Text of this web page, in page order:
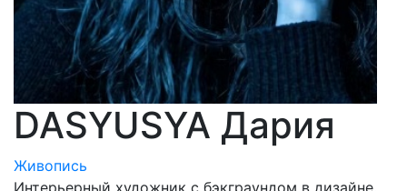
DASYUSYA Дария
Живопись
Интерьерный художник с бэкграундом в дизайне,